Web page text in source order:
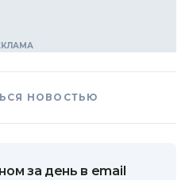
НОВОСТЬЮ
за день в email